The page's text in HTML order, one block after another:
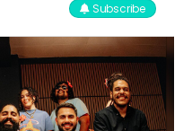
Subscribe